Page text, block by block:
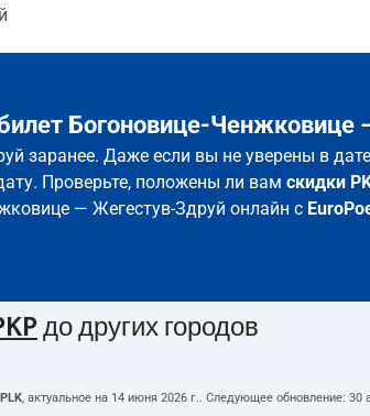
Богоновице-Ченжковице
заранее. Даже если вы не уверены в
Проверьте, положены ли вам скидки
— Жегестув-Здруй онлайн с
до других городов
, актуальное на 14 июня 2026 г.. Следующее обновление: 30